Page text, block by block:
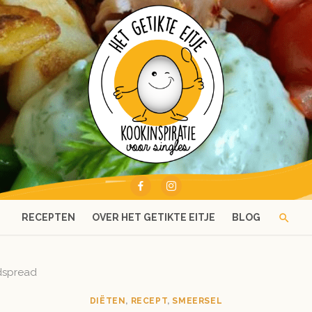
RECEPTEN OVER HET GETIKTE EITJE BLOG
DIËTEN , RECEPT,SMEERSEL